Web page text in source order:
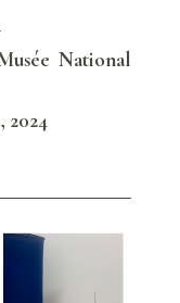
National
2024